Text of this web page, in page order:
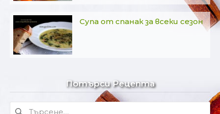
Супа от спанак за всеки сезон
Потърси Рецепта
Търсене